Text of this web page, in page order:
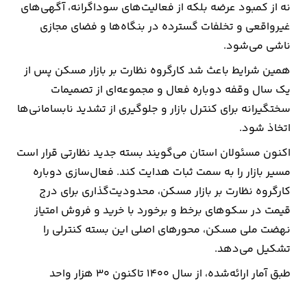
شناور
نه از کمبود عرضه بلکه از فعالیت‌های سوداگرانه، آگهی‌های
غیرواقعی و تخلفات گسترده در بنگاه‌ها و فضای مجازی
ناشی می‌شود.
همین شرایط باعث شد کارگروه نظارت بر بازار مسکن پس از
یک سال وقفه دوباره فعال و مجموعه‌ای از تصمیمات
سختگیرانه برای کنترل بازار و جلوگیری از تشدید نابسامانی‌ها
اتخاذ شود.
اکنون مسئولان استان می‌گویند بسته جدید نظارتی قرار است
مسیر بازار را به سمت ثبات هدایت کند. فعال‌سازی دوباره
کارگروه نظارت بر بازار مسکن، محدودیت‌گذاری برای درج
قیمت در سکوهای برخط و برخورد با خرید و فروش امتیاز
نهضت ملی مسکن، محورهای اصلی این بسته کنترلی را
تشکیل می‌دهد.
طبق آمار ارائه‌شده، از سال ۱۴۰۰ تاکنون ۳۰ هزار واحد